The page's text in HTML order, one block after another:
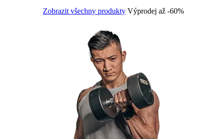
Zobrazit všechny produkty Výprodej až -60%